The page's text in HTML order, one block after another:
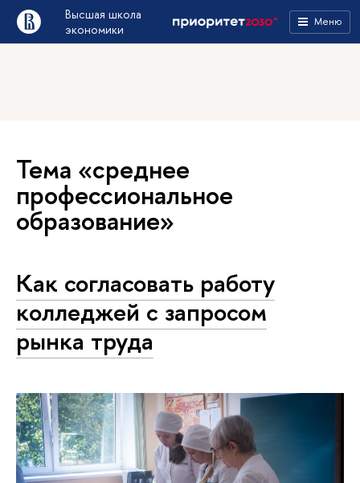
Высшая школа
экономики
Меню
Тема «среднее
профессиональное
образование»
Как согласовать работу
колледжей с запросом
рынка труда